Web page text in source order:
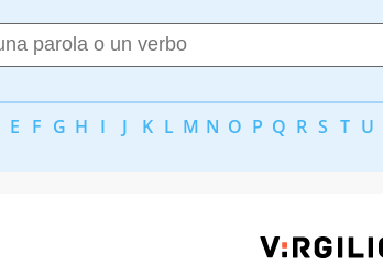
E F G H I J K L M N O P Q R S T U